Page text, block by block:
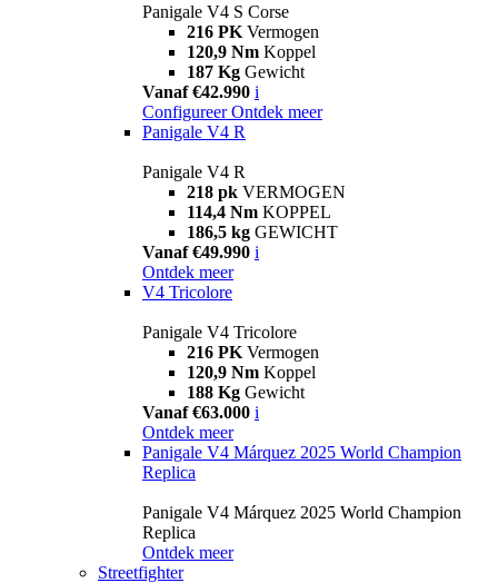
Panigale V4 S Corse
216 PK Vermogen
120,9 Nm Koppel
187 Kg Gewicht
Vanaf €42.990 i
Configureer Ontdek meer
Panigale V4 R
Panigale V4 R
218 pk VERMOGEN
114,4 Nm KOPPEL
186,5 kg GEWICHT
Vanaf €49.990 i
Ontdek meer
V4 Tricolore
Panigale V4 Tricolore
216 PK Vermogen
120,9 Nm Koppel
188 Kg Gewicht
Vanaf €63.000 i
Ontdek meer
Panigale V4 Márquez 2025 World Champion
Replica
Panigale V4 Márquez 2025 World Champion
Replica
Ontdek meer
Streetfighter